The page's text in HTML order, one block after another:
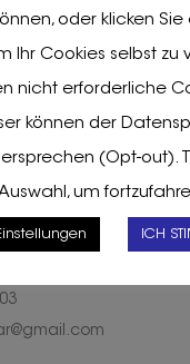
GbR
oder klicken Sie
Ihr Cookies selbst zu
nicht erforderliche
können der
(Opt-out).
um
ICH